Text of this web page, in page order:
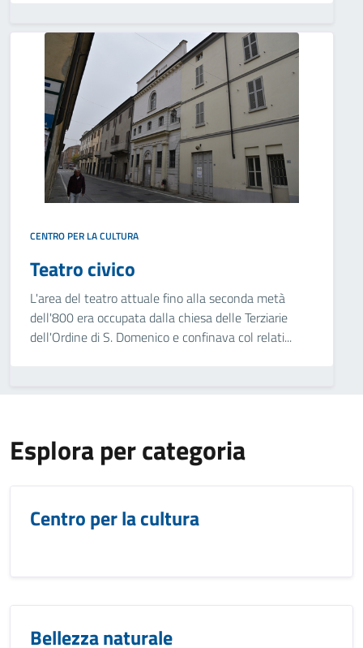
CENTRO PER LA CULTURA
Teatro civico
L'area del teatro attuale fino alla seconda metà
dell'800 era occupata dalla chiesa delle Terziarie
dell'Ordine di S. Domenico e confinava col relati...
Esplora per categoria
Centro per la cultura
Bellezza naturale